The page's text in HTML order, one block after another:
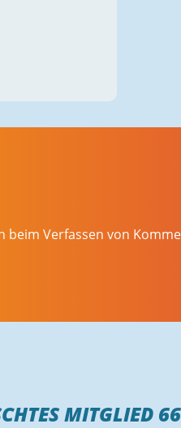
beim Verfassen von
MITGLIED